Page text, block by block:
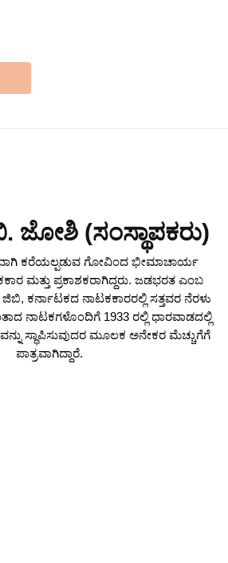
ಜೋಶಿ (ಸಂಸ್ಥಾಪಕರು)
ಕರೆಯಲ್ಪಡುವ ಗೋವಿಂದ ಭೀಮಾಚಾರ್ಯ
ಮತ್ತು ಪ್ರಕಾಶಕರಾಗಿದ್ದರು. ಜಡಭರತ ಎಂಬ
ಕರ್ನಾಟಕದ ನಾಟಕಕಾರರಲ್ಲಿ ಸತ್ತವರ ನೆರಳು
ನಾಟಕಗಳೊಂದಿಗೆ 1933 ರಲ್ಲಿ ಧಾರವಾಡದಲ್ಲಿ
ಸ್ಥಾಪಿಸುವುದರ ಮೂಲಕ ಅನೇಕರ ಮೆಚ್ಚುಗೆಗೆ
ಪಾತ್ರವಾಗಿದ್ದಾರೆ.